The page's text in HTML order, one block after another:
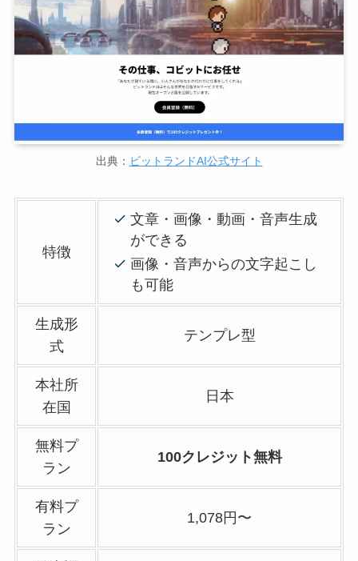
出典： ビットランドAI公式サイト
特徴
文章・画像・動画・音声生成
ができる
画像・音声からの文字起こし
も可能
生成形
式
テンプレ型
本社所
在国
日本
無料プ
ラン
100クレジット無料
有料プ
ラン
1,078円〜